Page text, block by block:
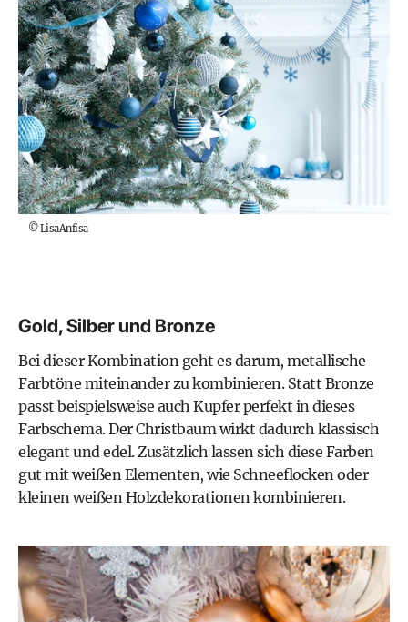
©LisaAnfisa
Gold, Silber und Bronze
Bei dieser Kombination geht es darum, metallische
Farbtöne miteinander zu kombinieren. Statt Bronze
passt beispielsweise auch Kupfer perfekt in dieses
Farbschema. Der Christbaum wirkt dadurch klassisch
elegant und edel. Zusätzlich lassen sich diese Farben
gut mit weißen Elementen, wie Schneeflocken oder
kleinen weißen Holzdekorationen kombinieren.